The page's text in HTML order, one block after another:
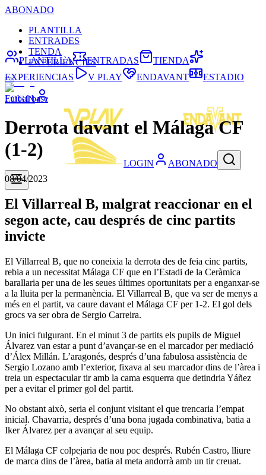
ABONADO
PLANTILLA
ENTRADES
TENDA
EXPERIÈNCIES
LOGIN
LOGIN ABONADO
PLANTILLA ENTRADAS
TIENDA
EXPERIENCIAS
V PLAY ENDAVANT ESTADIO
Futbol base
Derrota davant el Málaga CF
(1-2)
08/04/2023
El Villarreal B, malgrat reaccionar en el
segon acte, cau després de cinc partits
invicte
El Villarreal B, que no coneixia la derrota des de feia cinc partits,
rebia a un necessitat Málaga CF que en l’Estadi de la Ceràmica
barallaria per una de les seues últimes oportunitats per a enganxar-se
a la lluita per la permanència. El Villarreal B, que va ser de menys a
més en el partit, va caure davant el Málaga CF per 1-2. El gol dels
grocs va ser obra de Sergio Carreira.
Un inici fulgurant. En el minut 3 de partits els pupils de Miguel
Álvarez van estar a punt d’avançar-se en el marcador per mediació
d’Álex Millán. L’aragonés, després d’una fabulosa assistència de
Sergio Lozano amb l’exterior, fixava al seu marcador dins de l’àrea i
treia un espectacular tir amb la cama esquerra que detindria Yáñez
per a evitar el primer gol del partit.
No obstant això, seria el conjunt visitant el que trencaria l’empat
inicial. Chavarria, després d’una bona jugada combinativa, batia a
Iker Álvarez per a avançar al seu equip.
El Málaga CF colpejaria de nou poc després. Rubén Castro, lliure
de marca dins de l’àrea, batia al meta andorrà amb un tir creuat.